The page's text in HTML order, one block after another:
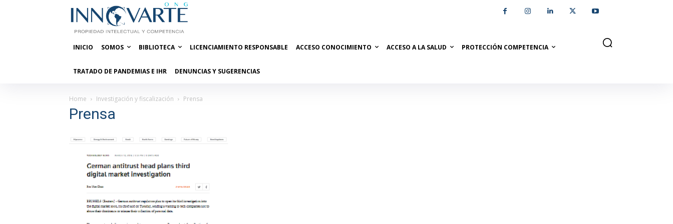
INICIO SOMOS BIBLIOTECA LICENCIAMIENTO RESPONSABLE ACCESO CONOCIMIENTO ACCESO A LA SALUD PROTECCIÓN COMPETENCIA
TRATADO DE PANDEMIAS E IHR DENUNCIAS Y SUGERENCIAS
Home Investigación y fiscalización Prensa
Prensa